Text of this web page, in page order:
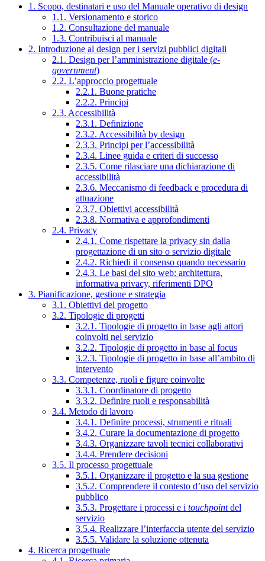
1. Scopo, destinatari e uso del Manuale operativo di design
1.1. Versionamento e storico
1.2. Consultazione del manuale
1.3. Contribuisci al manuale
2. Introduzione al design per i servizi pubblici digitali
2.1. Design per l’amministrazione digitale (e-
government)
2.2. L’approccio progettuale
2.2.1. Buone pratiche
2.2.2. Principi
2.3. Accessibilità
2.3.1. Definizione
2.3.2. Accessibilità by design
2.3.3. Principi per l’accessibilità
2.3.4. Linee guida e criteri di successo
2.3.5. Come rilasciare una dichiarazione di
accessibilità
2.3.6. Meccanismo di feedback e procedura di
attuazione
2.3.7. Obiettivi accessibilità
2.3.8. Normativa e approfondimenti
2.4. Privacy
2.4.1. Come rispettare la privacy sin dalla
progettazione di un sito o servizio digitale
2.4.2. Richiedi il consenso quando necessario
2.4.3. Le basi del sito web: architettura,
informativa privacy, riferimenti DPO
3. Pianificazione, gestione e strategia
3.1. Obiettivi del progetto
3.2. Tipologie di progetti
3.2.1. Tipologie di progetto in base agli attori
coinvolti nel servizio
3.2.2. Tipologie di progetto in base al focus
3.2.3. Tipologie di progetto in base all’ambito di
intervento
3.3. Competenze, ruoli e figure coinvolte
3.3.1. Coordinatore di progetto
3.3.2. Definire ruoli e responsabilità
3.4. Metodo di lavoro
3.4.1. Definire processi, strumenti e rituali
3.4.2. Curare la documentazione di progetto
3.4.3. Organizzare tavoli tecnici collaborativi
3.4.4. Prendere decisioni
3.5. Il processo progettuale
3.5.1. Organizzare il progetto e la sua gestione
3.5.2. Comprendere il contesto d’uso del servizio
pubblico
3.5.3. Progettare i processi e i touchpointdel
servizio
3.5.4. Realizzare l’interfaccia utente del servizio
3.5.5. Validare la soluzione ottenuta
4. Ricerca progettuale